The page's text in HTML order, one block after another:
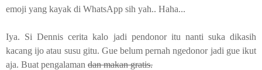
emoji yang kayak di WhatsApp sih yah.. Haha...
Iya. Si Dennis cerita kalo jadi pendonor itu nanti suka dikasih
kacang ijo atau susu gitu. Gue belum pernah ngedonor jadi gue ikut
aja. Buat pengalaman dan makan gratis.